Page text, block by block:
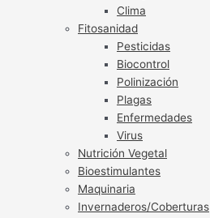
Clima
Fitosanidad
Pesticidas
Biocontrol
Polinización
Plagas
Enfermedades
Virus
Nutrición Vegetal
Bioestimulantes
Maquinaria
Invernaderos/Coberturas